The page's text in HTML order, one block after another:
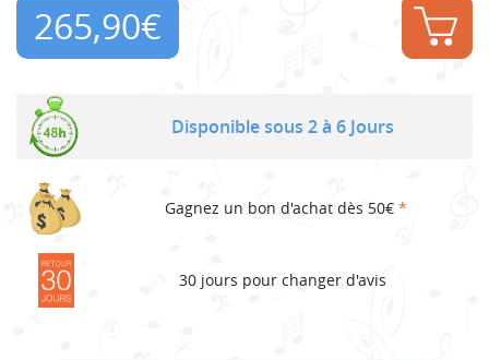
265,90€
Disponible sous 2 à 6 Jours
Gagnez un bon d'achat dès 50€ *
30 jours pour changer d'avis